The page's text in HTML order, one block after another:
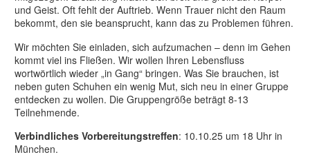
und Geist. Oft fehlt der Auftrieb. Wenn Trauer nicht den Raum
bekommt, den sie beansprucht, kann das zu Problemen führen.
Wir möchten Sie einladen, sich aufzumachen – denn im Gehen
kommt viel ins Fließen. Wir wollen Ihren Lebensfluss
wortwörtlich wieder „in Gang“ bringen. Was Sie brauchen, ist
neben guten Schuhen ein wenig Mut, sich neu in einer Gruppe
entdecken zu wollen. Die Gruppengröße beträgt 8-13
Teilnehmende.
Verbindliches Vorbereitungstreffen: 10.10.25 um 18 Uhr in
München.